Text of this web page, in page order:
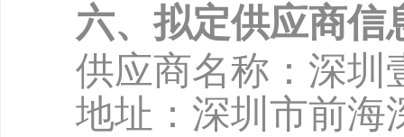
六、拟定供应商信
供应商名称：深圳
地址：深圳市前海